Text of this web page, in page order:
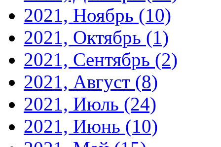
2021, Ноябрь (10)
2021, Октябрь (1)
2021, Сентябрь (2)
2021, Август (8)
2021, Июль (24)
2021, Июнь (10)